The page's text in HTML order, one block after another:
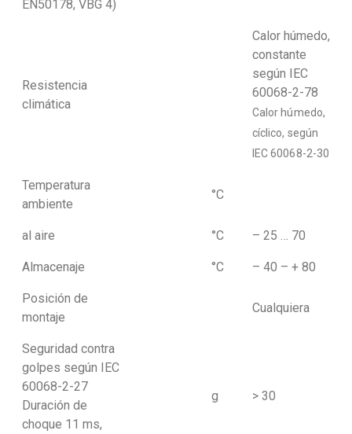
EN50178, VBG 4)
Resistencia
climática
Calor húmedo,
constante
según IEC
60068-2-78
Calor húmedo,
cíclico, según
IEC 60068-2-30
Temperatura
ambiente
°C
al aire °C – 25 … 70
Almacenaje °C – 40 – + 80
Posición de
montaje
Cualquiera
Seguridad contra
golpes según IEC
60068-2-27
Duración de
choque 11 ms,
g > 30